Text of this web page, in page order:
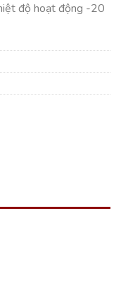
độ hoạt động -20